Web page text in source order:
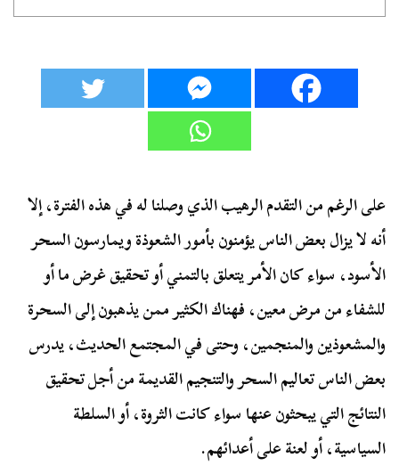
على الرغم من التقدم الرهيب الذي وصلنا له في هذه الفترة، إلا
أنه لا يزال بعض الناس يؤمنون بأمور الشعوذة ويمارسون السحر
الأسود، سواء كان الأمر يتعلق بالتمني أو تحقيق غرض ما أو
للشفاء من مرض معين، فهناك الكثير ممن يذهبون إلى السحرة
والمشعوذين والمنجمين، وحتى في المجتمع الحديث، يدرس
بعض الناس تعاليم السحر والتنجيم القديمة من أجل تحقيق
النتائج التي يبحثون عنها سواء كانت الثروة، أو السلطة
السياسية، أو لعنة على أعدائهم.